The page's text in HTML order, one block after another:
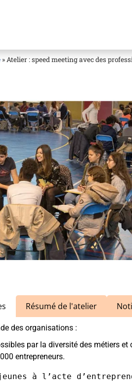
»Atelier : speed meeting avec des
Résumé de l'atelier
des organisations :
par la diversité des métiers et
entrepreneurs.